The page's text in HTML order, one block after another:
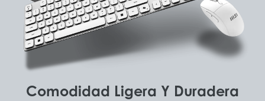
Comodidad Ligera Y Duradera